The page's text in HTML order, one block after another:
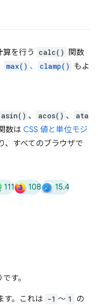
算を行う calc()
関数
max() 、 clamp() もよ
asin() 、 acos() 、
ata
数は CSS 値と単位モジ
、すべてのブラウザで
111 108 15.4
す。
す。これは -1 ～ 1
の